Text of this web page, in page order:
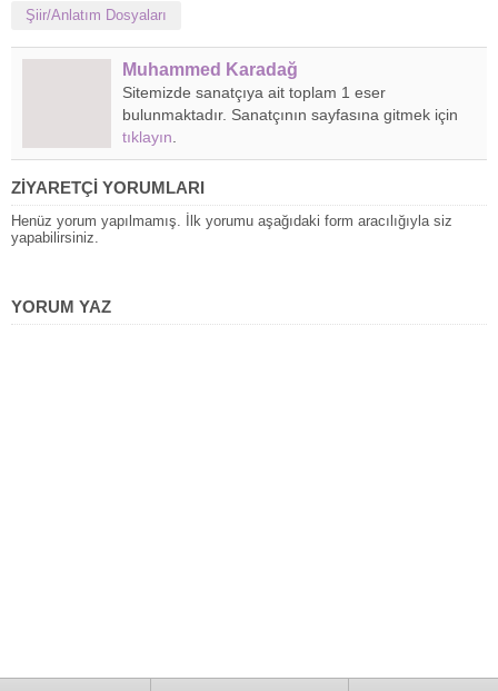
Şiir/Anlatım Dosyaları
Muhammed Karadağ
Sitemizde sanatçıya ait toplam 1 eser
bulunmaktadır. Sanatçının sayfasına gitmek için
tıklayın
ZİYARETÇİ YORUMLARI
Henüz yorum yapılmamış. İlk yorumu aşağıdaki form aracılığıyla siz
yapabilirsiniz.
YORUM YAZ